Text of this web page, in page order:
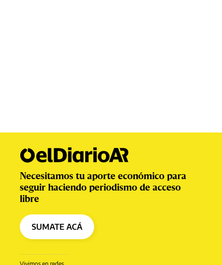
Necesitamos tu aporte económico para
seguir haciendo periodismo de acceso
libre
SUMATE ACÁ